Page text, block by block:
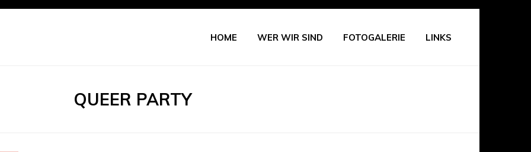
HOME WER WIR SIND FOTOGALERIE LINKS
SCHLAGWORT
:
QUEER PARTY